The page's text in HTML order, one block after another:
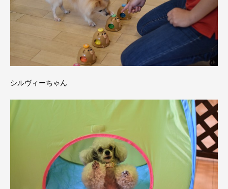
シルヴィーちゃん